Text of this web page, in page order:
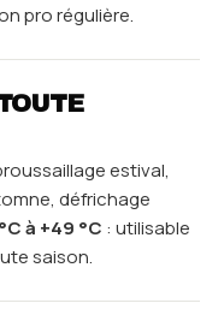
pro régulière.
estival,
défrichage
à +49 °C : utilisable
saison.